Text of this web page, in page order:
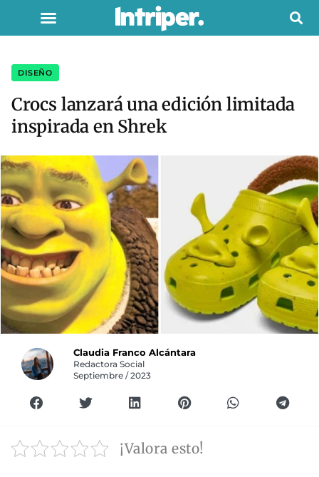
DISEÑO
Crocs lanzará una edición limitada
inspirada en Shrek
Claudia Franco Alcántara
Redactora Social
Septiembre / 2023
¡Valora esto!